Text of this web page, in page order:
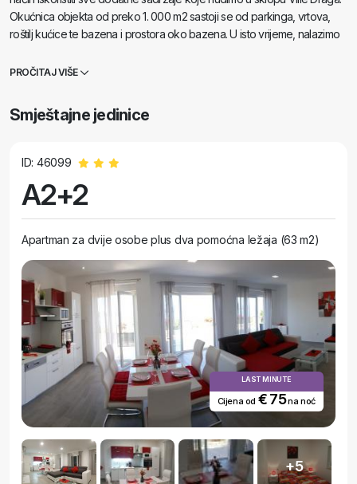
Okućnica objekta od preko 1. 000 m2 sastoji se od parkinga, vrtova,
roštilj kućice te bazena i prostora oko bazena. U isto vrijeme, nalazimo
odnosno 10 minuta hoda do najljepše plaže grada. Villa Draga
Crikvenici pa sve do različitih grupa gostiju čiji je cilj istražiti Crikvenicu ili
otoka ili sličnih destinacija.
PROČITAJ VIŠE
Smještajne jedinice
ID: 46099
A2+2
Apartman za dvije osobe plus dva pomoćna ležaja (63 m2)
LAST MINUTE
Cijena od € 75na noć
+5